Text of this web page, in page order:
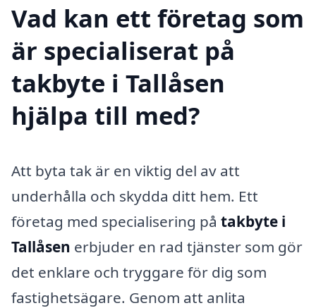
Vad kan ett företag som
är specialiserat på
takbyte i Tallåsen
hjälpa till med?
Att byta tak är en viktig del av att
underhålla och skydda ditt hem. Ett
företag med specialisering på takbyte i
Tallåsen erbjuder en rad tjänster som gör
det enklare och tryggare för dig som
fastighetsägare. Genom att anlita